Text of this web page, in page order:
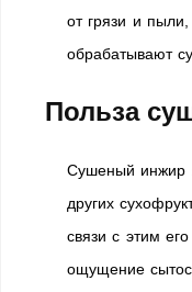
от грязи и
обрабатывают
Польза
Сушеный инжир
других
связи с этим
ощущение